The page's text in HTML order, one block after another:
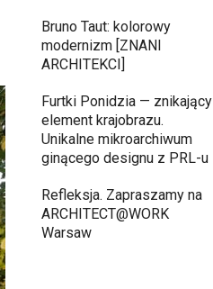
Bruno Taut: kolorowy
modernizm [ZNANI
ARCHITEKCI]
Furtki Ponidzia — znikający
element krajobrazu.
Unikalne mikroarchiwum
ginącego designu z PRL-u
Refleksja. Zapraszamy na
ARCHITECT@WORK
Warsaw